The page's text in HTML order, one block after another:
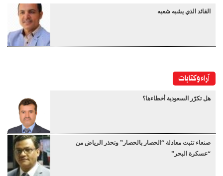
القائد الذي يشبه شعبه
آراء وكتابات
هل تكرّر السعودية أخطاءها؟
صنعاء تثبت معادلة “الحصار بالحصار” وتحذر الرياض من
“عسكرة البحر”